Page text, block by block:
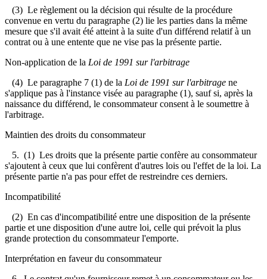
(3) Le règlement ou la décision qui résulte de la procédure
convenue en vertu du paragraphe (2) lie les parties dans la même
mesure que s'il avait été atteint à la suite d'un différend relatif à un
contrat ou à une entente que ne vise pas la présente partie.
Non-application de la Loi de 1991 sur l'arbitrage
(4) Le paragraphe 7 (1) de la Loi de 1991 sur l'arbitrage ne
s'applique pas à l'instance visée au paragraphe (1), sauf si, après la
naissance du différend, le consommateur consent à le soumettre à
l'arbitrage.
Maintien des droits du consommateur
5. (1) Les droits que la présente partie confère au consommateur
s'ajoutent à ceux que lui confèrent d'autres lois ou l'effet de la loi. La
présente partie n'a pas pour effet de restreindre ces derniers.
Incompatibilité
(2) En cas d'incompatibilité entre une disposition de la présente
partie et une disposition d'une autre loi, celle qui prévoit la plus
grande protection du consommateur l'emporte.
Interprétation en faveur du consommateur